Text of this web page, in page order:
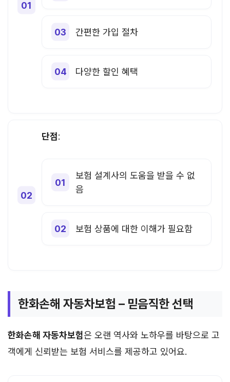
간편한 가입 절차
다양한 할인 혜택
단점:
보험 설계사의 도움을 받을 수 없
음
보험 상품에 대한 이해가 필요함
한화손해 자동차보험 – 믿음직한 선택
한화손해 자동차보험은 오랜 역사와 노하우를 바탕으로 고
객에게 신뢰받는 보험 서비스를 제공하고 있어요.